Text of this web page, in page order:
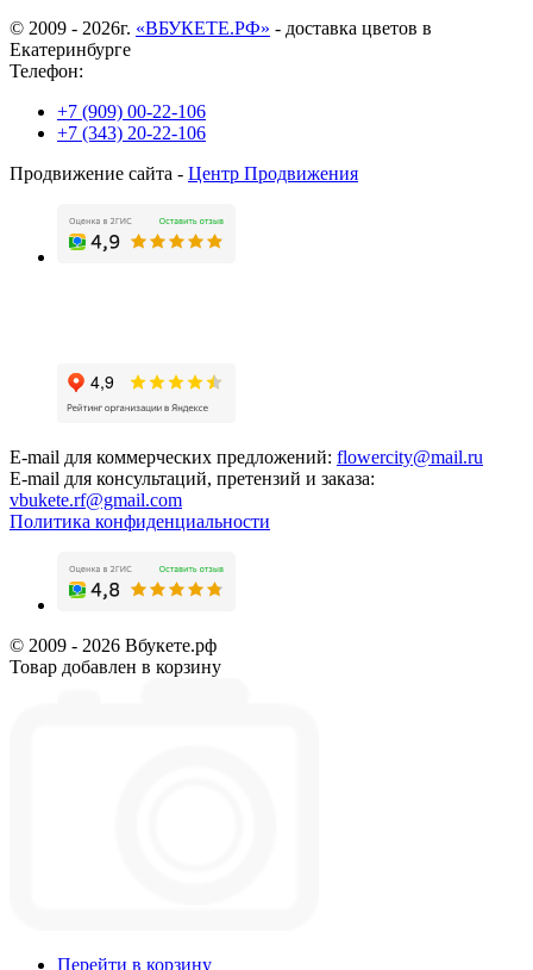
© 2009 - 2026г. «ВБУКЕТЕ.РФ» - доставка цветов в
Екатеринбурге
Телефон:
+7 (909) 00-22-106
+7 (343) 20-22-106
Продвижение сайта - Центр Продвижения
E-mail для коммерческих предложений: flowercity@mail.ru
E-mail для консультаций, претензий и заказа:
vbukete.rf@gmail.com
Политика конфиденциальности
© 2009 - 2026 Вбукете.рф
Товар добавлен в корзину
Перейти в корзину